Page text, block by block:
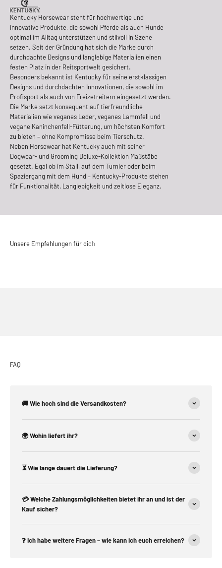
Kentucky Horsewear steht für hochwertige und
innovative Produkte, die sowohl Pferde als auch Hunde
optimal im Alltag unterstützen und stilvoll in Szene
setzen. Seit der Gründung hat sich die Marke durch
durchdachte Designs und langlebige Materialien einen
festen Platz in der Reitsportwelt gesichert.
Besonders bekannt ist Kentucky für seine erstklassigen
Designs und durchdachten Innovationen, die sowohl im
Profisport als auch von Freizetreitern eingesetzt werden.
Die Marke setzt konsequent auf tierfreundliche
Materialien wie veganes Leder, veganes Lammfell und
vegane Kaninchenfell-Fütterung, um höchsten Komfort
zu bieten – ohne Kompromisse beim Tierschutz.
Neben Horsewear hat Kentucky auch mit seiner
Dogwear- und Grooming Deluxe-Kollektion Maßstäbe
gesetzt. Egal ob im Stall, auf dem Turnier oder beim
Spaziergang mit dem Hund – Kentucky-Produkte stehen
für Funktionalität, Langlebigkeit und zeitlose Eleganz.
FAQ
🚚 Wie hoch sind die Versandkosten?
🌍 Wohin liefert ihr?
⏳ Wie lange dauert die Lieferung?
💳 Welche Zahlungsmöglichkeiten bietet ihr an und ist der
Kauf sicher?
❓ Ich habe weitere Fragen – wie kann ich euch erreichen?